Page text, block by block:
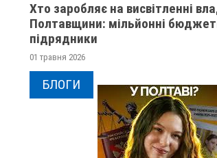
Хто заробляє на висвітленні
Полтавщини: мільйонні бюджети
підрядники
01 травня 2026
БЛОГИ